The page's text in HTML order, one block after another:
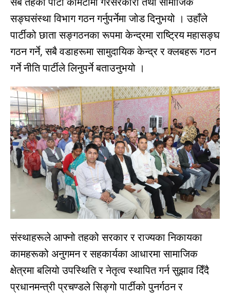
सङ्घसंस्था विभाग गठन गर्नुपर्नेमा जोड दिनुभयो । उहाँले
पार्टीको छाता सङ्गठनका रूपमा केन्द्रमा राष्ट्रिय महासङ्घ
गठन गर्ने, सबै वडाहरूमा सामुदायिक केन्द्र र क्लबहरू गठन
गर्ने नीति पार्टीले लिनुपर्ने बताउनुभयो ।
संस्थाहरूले आफ्नो तहको सरकार र राज्यका निकायका
कामहरूको अनुगमन र सहकार्यका आधारमा सामाजिक
क्षेत्रमा बलियो उपस्थिति र नेतृत्व स्थापित गर्न सुझाव दिँदै
प्रधानमन्त्री प्रचण्डले सिङ्गो पार्टीको पुनर्गठन र